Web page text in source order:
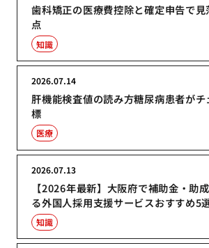
歯科矯正の医療費控除と確定申告で
点
知識
肝機能検査値の読み方糖尿病患者が
標
2026.07.14
医療
【2026年最新】大阪府で補助金・助
る外国人採用支援サービスおすすめ5
2026.07.13
知識